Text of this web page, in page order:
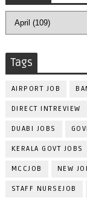
Tags
AIRPORT JOB
DIRECT INTREVIEW
DUABI JOBS
KERALA GOVT JOBS
MCCJOB NEW
STAFF NURSEJOB